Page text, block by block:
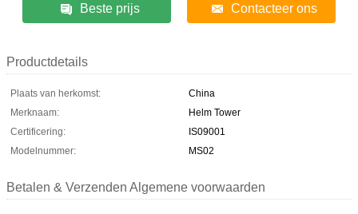
Beste prijs Contacteer ons
Productdetails
Plaats van herkomst:
China
Merknaam:
Helm Tower
Certificering:
IS09001
Modelnummer:
MS02
Betalen & Verzenden Algemene voorwaarden